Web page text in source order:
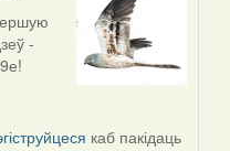
-
каб пакідаць